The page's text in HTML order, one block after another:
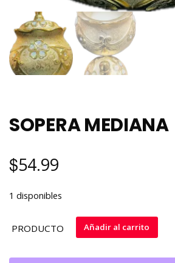
SOPERA MEDIANA
$54.99
1 disponibles
SOPERA
PRODUCTO Añadir al carrito